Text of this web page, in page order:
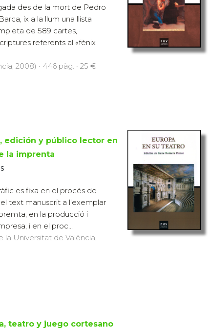
des de la mort de Pedro
ix a la llum una llista
de 589 cartes,
referents al «fènix
2008) · 446 pàg. · 25 €
edición y público lector en
la imprenta
es fixa en el procés de
text manuscrit a l'exemplar
en la producció i
i en el proc...
la Universitat de València,
teatro y juego cortesano